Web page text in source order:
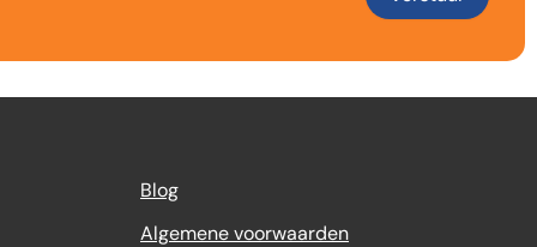
Blog
Algemene voorwaarden